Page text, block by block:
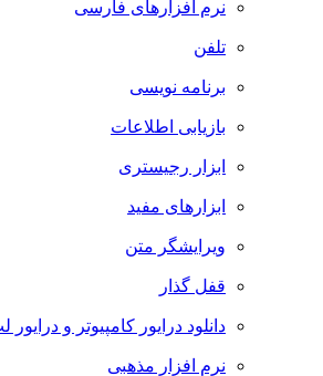
نرم افزارهای فارسی
تلفن
برنامه نویسی
بازیابی اطلاعات
ابزار رجیستری
ابزارهای مفید
ویرایشگر متن
قفل گذار
دانلود درایور کامپیوتر و درایور لپ تاپ
نرم افزار مذهبی